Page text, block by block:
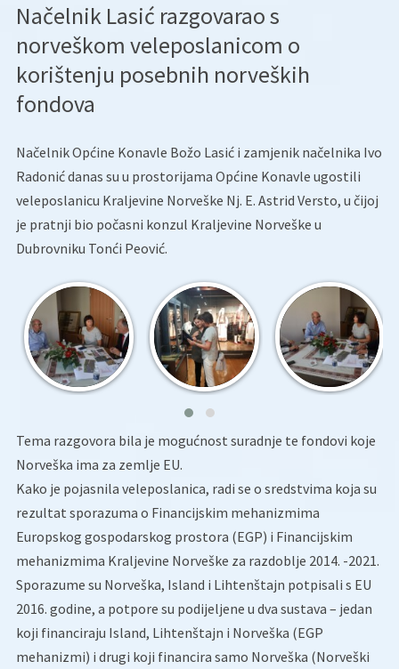
Načelnik Lasić razgovarao s
norveškom veleposlanicom o
korištenju posebnih norveških
fondova
Načelnik Općine Konavle Božo Lasić i zamjenik načelnika Ivo
Radonić danas su u prostorijama Općine Konavle ugostili
veleposlanicu Kraljevine Norveške Nj. E. Astrid Versto, u čijoj
je pratnji bio počasni konzul Kraljevine Norveške u
Dubrovniku Tonći Peović.
Tema razgovora bila je mogućnost suradnje te fondovi koje
Norveška ima za zemlje EU.
Kako je pojasnila veleposlanica, radi se o sredstvima koja su
rezultat sporazuma o Financijskim mehanizmima
Europskog gospodarskog prostora (EGP) i Financijskim
mehanizmima Kraljevine Norveške za razdoblje 2014. -2021.
Sporazume su Norveška, Island i Lihtenštajn potpisali s EU
2016. godine, a potpore su podijeljene u dva sustava – jedan
koji financiraju Island, Lihtenštajn i Norveška (EGP
mehanizmi) i drugi koji financira samo Norveška (Norveški